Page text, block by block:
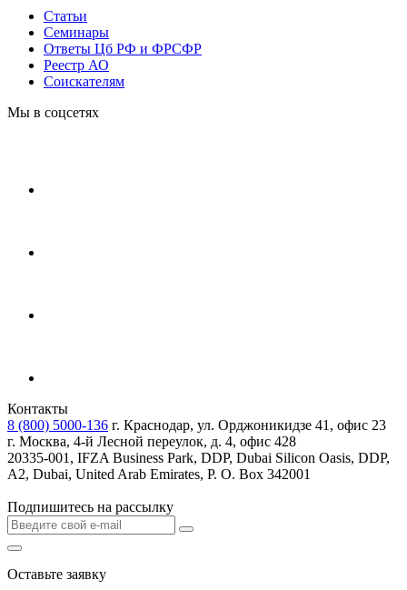
Статьи
Cеминары
Ответы Цб РФ и ФРСФР
Реестр АО
Соискателям
Мы в соцсетях
Контакты
8 (800) 5000-136 г. Краснодар, ул. Орджоникидзе 41, офис 23
г. Москва, 4-й Лесной переулок, д. 4, офис 428
20335-001, IFZA Business Park, DDP, Dubai Silicon Oasis, DDP,
A2, Dubai, United Arab Emirates, P. O. Box 342001
Подпишитесь на рассылку
Оставьте заявку